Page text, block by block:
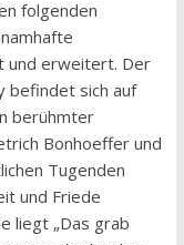
folgenden
und erweitert. Der
befindet sich auf
berühmter
Bonhoeffer und
Tugenden
und Friede
liegt „Das grab